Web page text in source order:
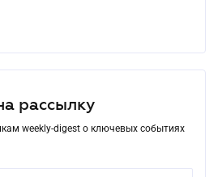
рассылку
weekly-digest о ключевых событиях